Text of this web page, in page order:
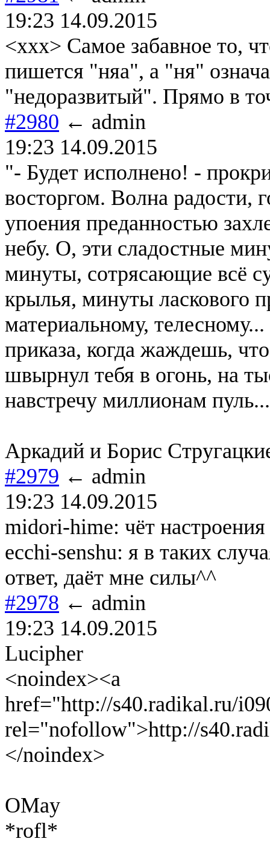
19:23 14.09.2015
<xxx> Самое забавное то,
пишется "няа", а "ня"
"недоразвитый". Прямо в
#2980 ← admin
19:23 14.09.2015
"- Будет исполнено! -
восторгом. Волна радости,
упоения преданностью
небу. О, эти сладостные
минуты, сотрясающие всё
крылья, минуты ласкового
материальному,
приказа, когда жаждешь,
швырнул тебя в огонь, на
навстречу миллионам
Аркадий и Борис
#2979 ← admin
19:23 14.09.2015
midori-hime: чёт настроения
ecchi-senshu: я в таких
ответ, даёт мне силы^^
#2978 ← admin
19:23 14.09.2015
Lucipher
<noindex><a
href="http://s40.radikal.ru/
rel="nofollow">http://
</noindex>
OMay
*rofl*